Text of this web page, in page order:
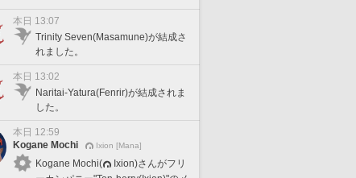
本日 13:07
Trinity Seven(Masamune)が結成さ
れました。
本日 13:02
Naritai-Yatura(Fenrir)が結成されま
した。
本日 12:59
Kogane Mochi
Ixion [Mana]
Kogane Mochi(
Ixion)さんがフリ